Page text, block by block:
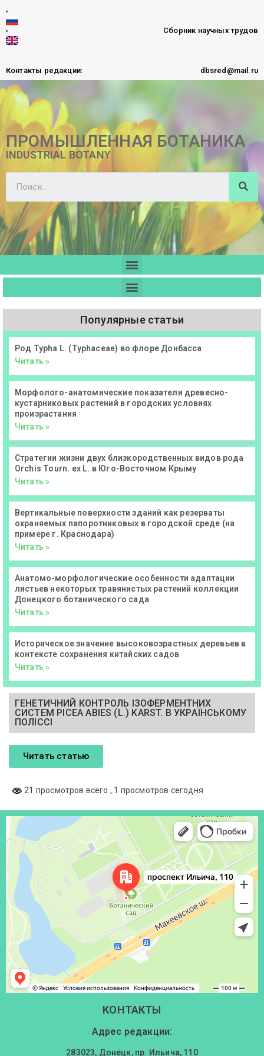
Сборник научных трудов
Контакты редакции: dbsred@mail.ru
ПРОМЫШЛЕННАЯ БОТАНИКА
INDUSTRIAL BOTANY
Популярные статьи
Род Typha L. (Typhaceae) во флоре Донбасса
Читать »
Морфолого-анатомические показатели древесно-
кустарниковых растений в городских условиях
произрастания
Читать »
Стратегии жизни двух близкородственных видов рода
Orchis Tourn. ex L. в Юго-Восточном Крыму
Читать »
Вертикальные поверхности зданий как резерваты
охраняемых папоротниковых в городской среде (на
примере г. Краснодара)
Читать »
Анатомо-морфологические особенности адаптации
листьев некоторых травянистых растений коллекции
Донецкого ботанического сада
Читать »
Историческое значение высоковозрастных деревьев в
контексте сохранения китайских садов
Читать »
ГЕНЕТИЧНИЙ КОНТРОЛЬ ІЗОФЕРМЕНТНИХ
СИСТЕМ РICEA АBIES (L.) KARST. В УКРАЇНСЬКОМУ
ПОЛІССІ
Читать статью
21 просмотров всего , 1 просмотров сегодня
Донецк
Проспект Ильича, 110 — Яндекс Карты
КОНТАКТЫ
Адрес редакции:
283023, Донецк, пр. Ильича, 110